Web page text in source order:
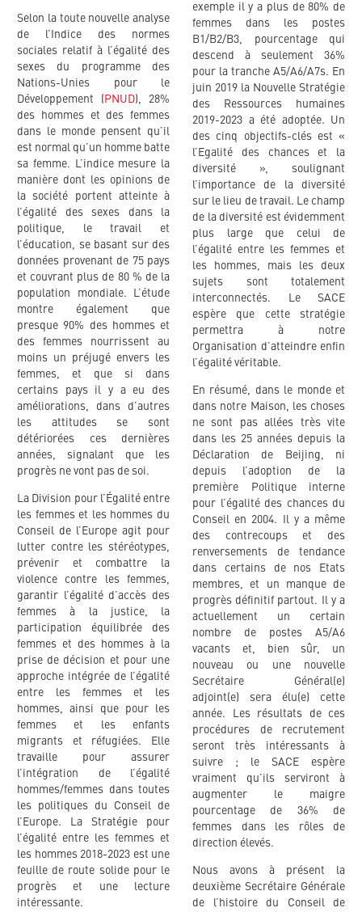
Selon la toute nouvelle analyse
de l’Indice des normes
sociales relatif à l’égalité des
sexes du programme des
Nations-Unies pour le
Développement ( PNUD), 28%
des hommes et des femmes
dans le monde pensent qu’il
est normal qu’un homme batte
sa femme. L’indice mesure la
manière dont les opinions de
la société portent atteinte à
l’égalité des sexes dans la
politique, le travail et
l’éducation, se basant sur des
données provenant de 75 pays
et couvrant plus de 80 % de la
population mondiale. L’étude
montre également que
presque 90% des hommes et
des femmes nourrissent au
moins un préjugé envers les
femmes, et que si dans
certains pays il y a eu des
améliorations, dans d’autres
les attitudes se sont
détériorées ces dernières
années, signalant que les
progrès ne vont pas de soi.
La Division pour l’Égalité entre
les femmes et les hommes du
Conseil de l’Europe agit pour
lutter contre les stéréotypes,
prévenir et combattre la
violence contre les femmes,
garantir l’égalité d’accès des
femmes à la justice, la
participation équilibrée des
femmes et des hommes à la
prise de décision et pour une
approche intégrée de l’égalité
entre les femmes et les
hommes, ainsi que pour les
femmes et les enfants
migrants et réfugiées. Elle
travaille pour assurer
l’intégration de l’égalité
hommes/femmes dans toutes
les politiques du Conseil de
l’Europe. La Stratégie pour
l’égalité entre les femmes et
les hommes 2018-2023 est une
feuille de route solide pour le
progrès et une lecture
intéressante.
exemple il y a plus de 80% de
femmes dans les postes
B1/B2/B3, pourcentage qui
descend à seulement 36%
pour la tranche A5/A6/A7s. En
juin 2019 la Nouvelle Stratégie
des Ressources humaines
2019-2023 a été adoptée. Un
des cinq objectifs-clés est «
l’Egalité des chances et la
diversité », soulignant
l’importance de la diversité
sur le lieu de travail. Le champ
de la diversité est évidemment
plus large que celui de
l’égalité entre les femmes et
les hommes, mais les deux
sujets sont totalement
interconnectés. Le SACE
espère que cette stratégie
permettra à notre
Organisation d’atteindre enfin
l’égalité véritable.
En résumé, dans le monde et
dans notre Maison, les choses
ne sont pas allées très vite
dans les 25 années depuis la
Déclaration de Beijing, ni
depuis l’adoption de la
première Politique interne
pour l’égalité des chances du
Conseil en 2004. Il y a même
des contrecoups et des
renversements de tendance
dans certains de nos Etats
membres, et un manque de
progrès définitif partout. Il y a
actuellement un certain
nombre de postes A5/A6
vacants et, bien sûr, un
nouveau ou une nouvelle
Secrétaire Général(e)
adjoint(e) sera élu(e) cette
année. Les résultats de ces
procédures de recrutement
seront très intéressants à
suivre ; le SACE espère
vraiment qu’ils serviront à
augmenter le maigre
pourcentage de 36% de
femmes dans les rôles de
direction élevés.
Nous avons à présent la
deuxième Secrétaire Générale
de l’histoire du Conseil de